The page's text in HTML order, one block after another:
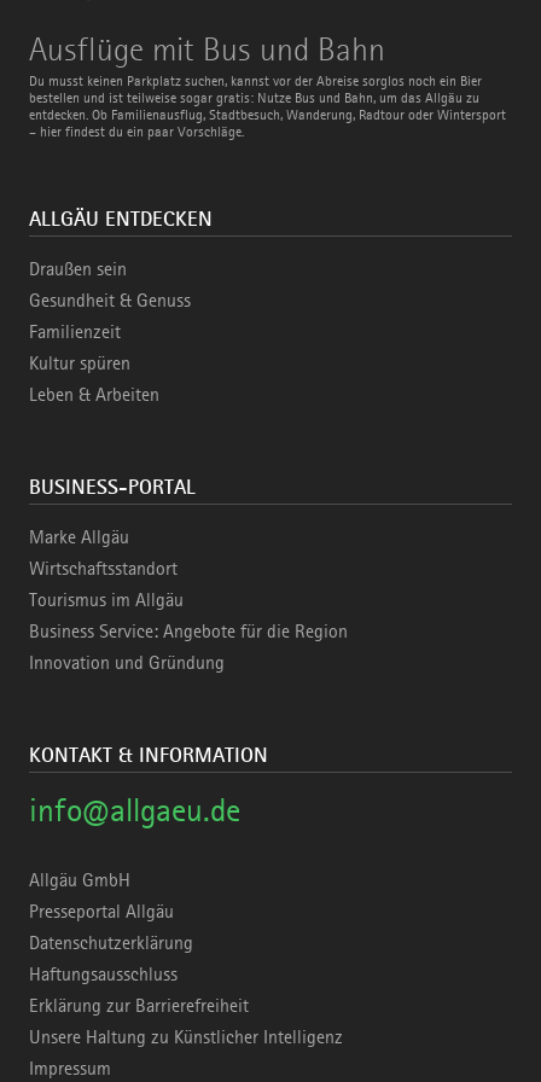
Ausflüge mit Bus und Bahn
Du musst keinen Parkplatz suchen, kannst vor der Abreise sorglos noch ein Bier
bestellen und ist teilweise sogar gratis: Nutze Bus und Bahn, um das Allgäu zu
entdecken. Ob Familienausflug, Stadtbesuch, Wanderung, Radtour oder Wintersport
– hier findest du ein paar Vorschläge.
Ausflüge
mit
Bus
und
Bahn
ALLGÄU ENTDECKEN
Draußen sein
Gesundheit & Genuss
Familienzeit
Kultur spüren
Leben & Arbeiten
BUSINESS-PORTAL
Marke Allgäu
Wirtschaftsstandort
Tourismus im Allgäu
Business Service: Angebote für die Region
Innovation und Gründung
KONTAKT & INFORMATION
info@allgaeu.de
Allgäu GmbH
Presseportal Allgäu
Datenschutzerklärung
Haftungsausschluss
Erklärung zur Barrierefreiheit
Unsere Haltung zu Künstlicher Intelligenz
Impressum